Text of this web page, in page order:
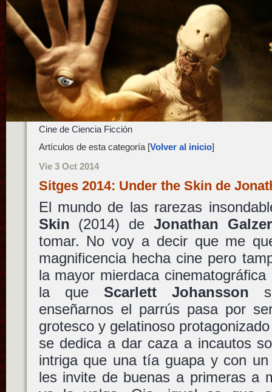
Cine de Ciencia Ficción
Artículos de esta categoría [Volver al inicio]
Vie 3 Oct 2014
Sitges 2014: Under the Skin de
El mundo de las rarezas
Skin (2014) deJonathan Galzer
tomar. No voy a decir que me
magnificencia hecha cine pero
la mayor mierdaca
la que Scarlett Johansson
enseñarnos el parrús pasa por
grotesco y gelatinoso
se dedica a dar caza a incautos
intriga que una tía guapa y con
les invite de buenas a primeras a